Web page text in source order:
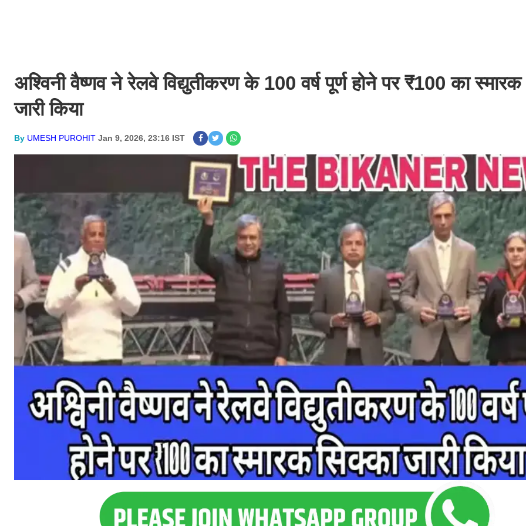
अश्विनी वैष्णव ने रेलवे विद्युतीकरण के 100 वर्ष पूर्ण होने पर ₹100 का
जारी किया
By UMESH PUROHIT Jan 9, 2026, 23:16 IST